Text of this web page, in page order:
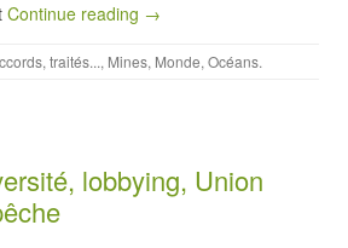
Continue reading →
traités..., Mines, Monde, Océans.
lobbying, Union